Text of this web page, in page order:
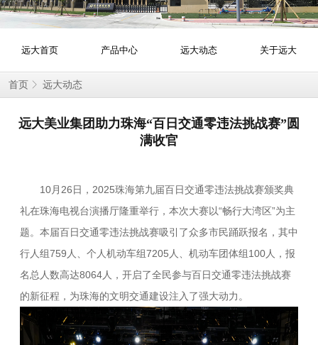
远大首页 产品中心 远大动态 关于远大
首页 远大动态
远大美业集团助力珠海“百日交通零违法挑战赛”圆
满收官
10月26日，2025珠海第九届百日交通零违法挑战赛颁奖典
礼在珠海电视台演播厅隆重举行，本次大赛以“畅行大湾区”为主
题。本届百日交通零违法挑战赛吸引了众多市民踊跃报名，其中
行人组759人、个人机动车组7205人、机动车团体组100人，报
名总人数高达8064人，开启了全民参与百日交通零违法挑战赛
的新征程，为珠海的文明交通建设注入了强大动力。